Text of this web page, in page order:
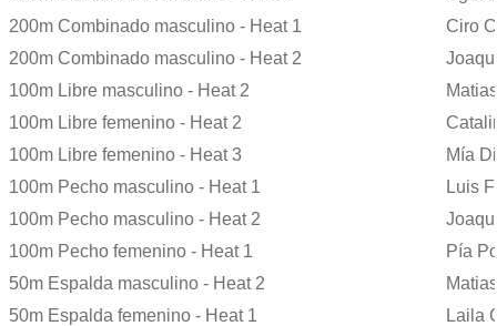
200m Combinado masculino - Heat 1
Ciro
200m Combinado masculino - Heat 2
100m Libre masculino - Heat 2
100m Libre femenino - Heat 2
100m Libre femenino - Heat 3
Mía
100m Pecho masculino - Heat 1
Luis
100m Pecho masculino - Heat 2
100m Pecho femenino - Heat 1
Pía
50m Espalda masculino - Heat 2
50m Espalda femenino - Heat 1
Laila